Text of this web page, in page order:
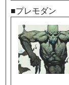
■プレモダン